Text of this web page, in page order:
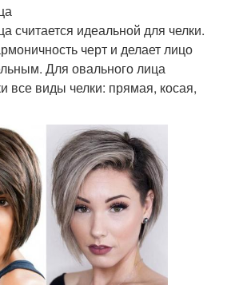
считается идеальной для челки.
черт и делает лицо
Для овального лица
все виды челки: прямая, косая,